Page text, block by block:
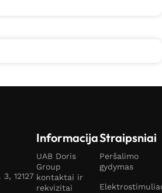
12127
Informacija
UAB Doris
Group
kontaktai ir
rekvizitai
Straipsniai
Peršalimo
gydymas